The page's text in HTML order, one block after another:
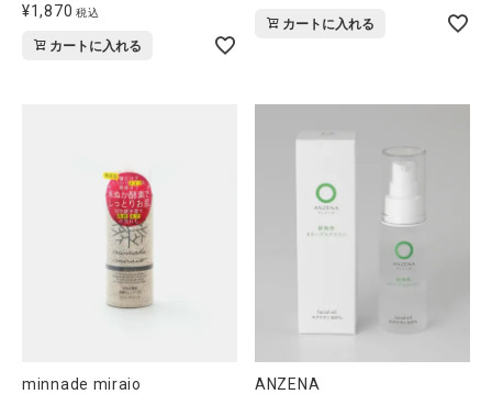
¥1,870 税込
カートに入れる
カートに入れる
minnade miraio
ANZENA